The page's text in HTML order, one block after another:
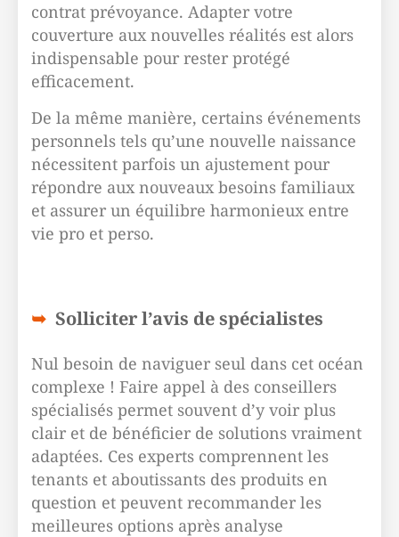
contrat prévoyance. Adapter votre
couverture aux nouvelles réalités est alors
indispensable pour rester protégé
efficacement.
De la même manière, certains événements
personnels tels qu’une nouvelle naissance
nécessitent parfois un ajustement pour
répondre aux nouveaux besoins familiaux
et assurer un équilibre harmonieux entre
vie pro et perso.
Solliciter l’avis de spécialistes
Nul besoin de naviguer seul dans cet océan
complexe ! Faire appel à des conseillers
spécialisés permet souvent d’y voir plus
clair et de bénéficier de solutions vraiment
adaptées. Ces experts comprennent les
tenants et aboutissants des produits en
question et peuvent recommander les
meilleures options après analyse